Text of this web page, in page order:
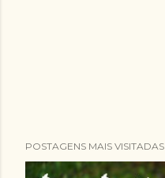
POSTAGENS MAIS VISITADAS